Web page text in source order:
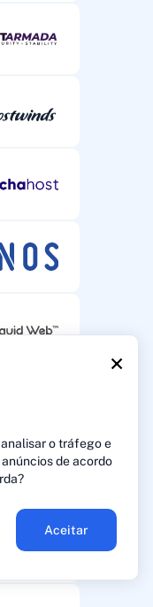
×
o tráfego e
de acordo
Aceitar